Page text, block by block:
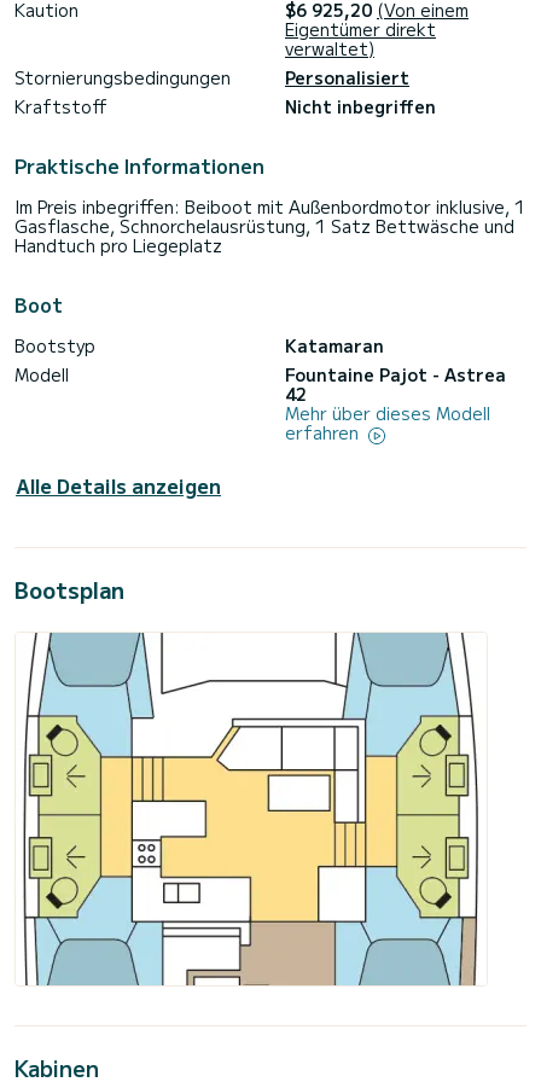
Kaution $6 925,20 (Von einem
Eigentümer direkt
verwaltet)
Stornierungsbedingungen
Personalisiert
Kraftstoff
Nicht inbegriffen
Praktische Informationen
Im Preis inbegriffen: Beiboot mit Außenbordmotor inklusive, 1
Gasflasche, Schnorchelausrüstung, 1 Satz Bettwäsche und
Handtuch pro Liegeplatz
Boot
Bootstyp
Katamaran
Modell
Fountaine Pajot - Astrea
42
Mehr über dieses Modell
erfahren
Alle Details anzeigen
Bootsplan
Kabinen